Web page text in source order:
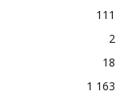
111
2
18
1 163